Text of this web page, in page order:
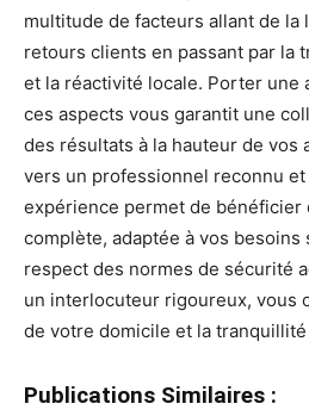
multitude de facteurs allant de
retours clients en passant par la
et la réactivité locale. Porter une
ces aspects vous garantit une
des résultats à la hauteur de vos
vers un professionnel reconnu et
expérience permet de bénéficier
complète, adaptée à vos besoins
respect des normes de sécurité
un interlocuteur rigoureux, vous
de votre domicile et la tranquillité
Publications Similaires :